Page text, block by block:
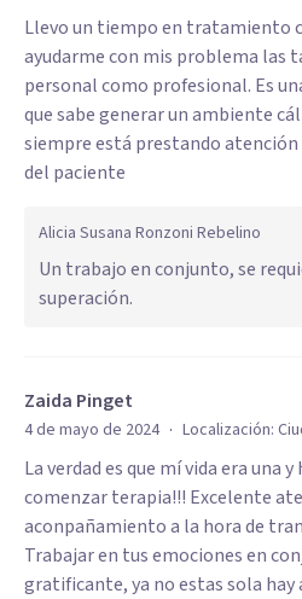
Llevo un tiempo en tratamiento
ayudarme con mis problema las
personal como profesional. Es
que sabe generar un ambiente
siempre está prestando
del paciente
Alicia Susana Ronzoni Rebelino
Un trabajo en conjunto, se
superación.
Zaida Pinget
4 de mayo de 2024 · Localización:
La verdad es que mí vida era una
comenzar terapia!!! Excelente
aconpañamiento a la hora de
Trabajar en tus emociones en
gratificante, ya no estas sola hay